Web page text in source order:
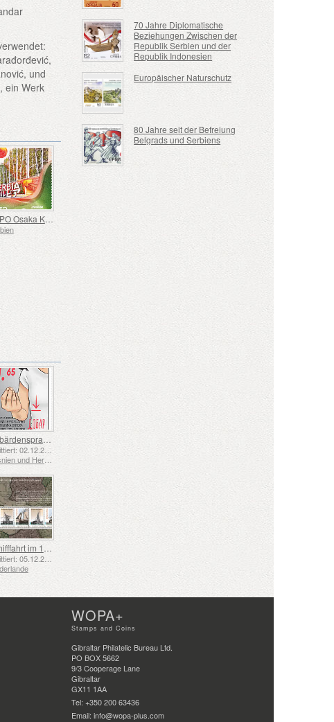
und
ein Werk
EXPO Osaka Kansai
Gebärdensprache - Gut
Emittiert: 02.12.2025
Bosnien und Herzegowina - Republik Srpska
Schifffahrt im 17. und 18. Jahrhundert – Torfschifffahrt
Emittiert: 05.12.2025
70 Jahre Diplomatische
Beziehungen Zwischen der
Republik Serbien und der
Republik Indonesien
Europäischer Naturschutz
80 Jahre seit der Befreiung
Belgrads und Serbiens
WOPA+
Stamps and Coins
Gibraltar Philatelic Bureau Ltd.
PO BOX 5662
9/3 Cooperage Lane
Gibraltar
GX11 1AA
Tel: +350 200 63436
Email: info@wopa-plus.com